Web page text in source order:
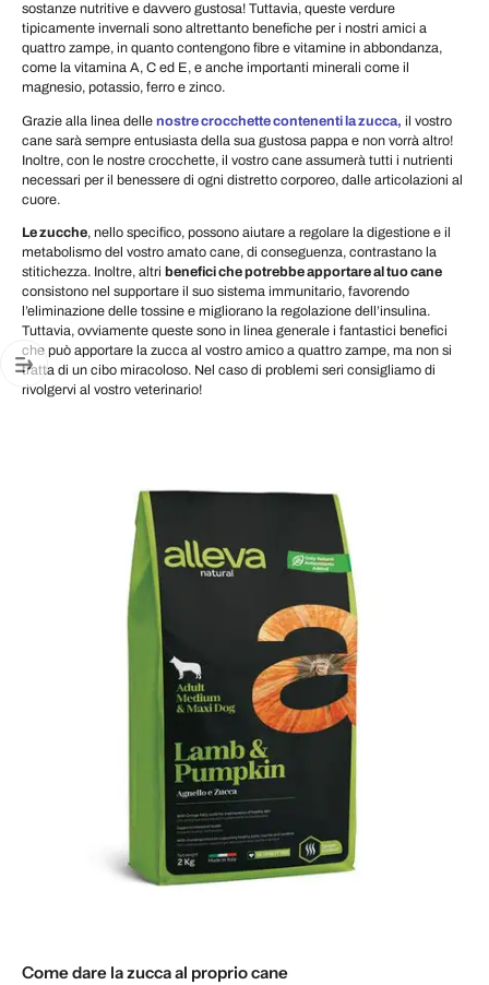
sostanze nutritive e davvero gustosa! Tuttavia, queste verdure
tipicamente invernali sono altrettanto benefiche per i nostri amici a
quattro zampe, in quanto contengono fibre e vitamine in abbondanza,
come la vitamina A, C ed E, e anche importanti minerali come il
magnesio, potassio, ferro e zinco.
Grazie alla linea delle nostre crocchette contenenti la zucca, il vostro
cane sarà sempre entusiasta della sua gustosa pappa e non vorrà altro!
Inoltre, con le nostre crocchette, il vostro cane assumerà tutti i nutrienti
necessari per il benessere di ogni distretto corporeo, dalle articolazioni al
cuore.
Le zucche, nello specifico, possono aiutare a regolare la digestione e il
metabolismo del vostro amato cane, di conseguenza, contrastano la
stitichezza. Inoltre, altri benefici che potrebbe apportare al tuo cane
consistono nel supportare il suo sistema immunitario, favorendo
l’eliminazione delle tossine e migliorano la regolazione dell’insulina.
Tuttavia, ovviamente queste sono in linea generale i fantastici benefici
che può apportare la zucca al vostro amico a quattro zampe, ma non si
tratta di un cibo miracoloso. Nel caso di problemi seri consigliamo di
rivolgervi al vostro veterinario!
Come dare la zucca al proprio cane